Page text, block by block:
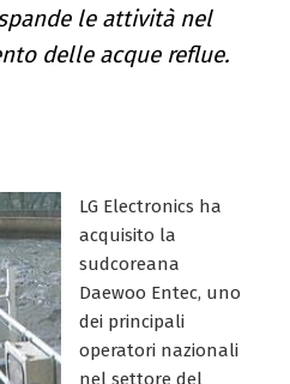
le attività nel
delle acque reflue.
LG Electronics ha
acquisito la
sudcoreana
Daewoo Entec, uno
dei principali
operatori nazionali
nel settore del